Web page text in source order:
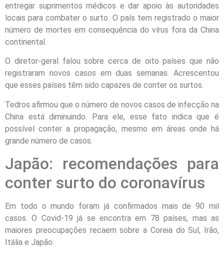
entregar suprimentos médicos e dar apoio às autoridades
locais para combater o surto. O país tem registrado o maior
número de mortes em consequência do vírus fora da China
continental.
O diretor-geral falou sobre cerca de oito países que não
registraram novos casos em duas semanas. Acrescentou
que esses países têm sido capazes de conter os surtos.
Tedros afirmou que o número de novos casos de infecção na
China está diminuindo. Para ele, esse fato indica que é
possível conter a propagação, mesmo em áreas onde há
grande número de casos.
Japão: recomendações para
conter surto do coronavírus
Em todo o mundo foram já confirmados mais de 90 mil
casos. O Covid-19 já se encontra em 78 países, mas as
maiores preocupações recaem sobre a Coreia do Sul, Irão,
Itália e Japão.